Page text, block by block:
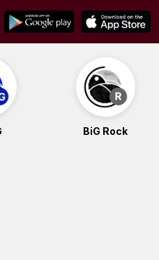
BiG Rock